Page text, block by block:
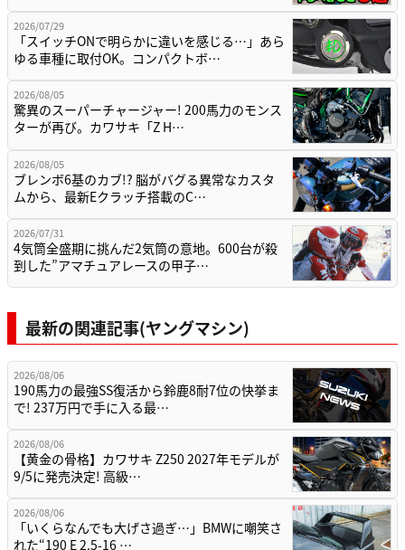
2026/07/29
「スイッチONで明らかに違いを感じる…」あら
ゆる車種に取付OK。コンパクトボ…
2026/08/05
驚異のスーパーチャージャー! 200馬力のモンス
ターが再び。カワサキ「Z H…
2026/08/05
ブレンボ6基のカブ!? 脳がバグる異常なカスタ
ムから、最新Eクラッチ搭載のC…
2026/07/31
4気筒全盛期に挑んだ2気筒の意地。600台が殺
到した”アマチュアレースの甲子…
最新の関連記事(ヤングマシン)
2026/08/06
190馬力の最強SS復活から鈴鹿8耐7位の快挙ま
で! 237万円で手に入る最…
2026/08/06
【黄金の骨格】カワサキ Z250 2027年モデルが
9/5に発売決定! 高級…
2026/08/06
「いくらなんでも大げさ過ぎ…」BMWに嘲笑さ
れた“190 E 2.5-16 …